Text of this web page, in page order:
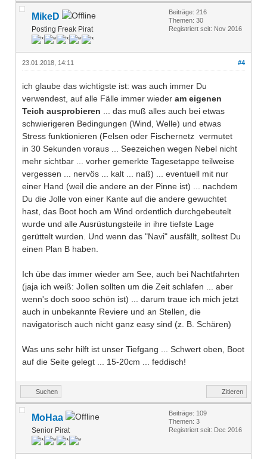
MikeD
Posting Freak Pirat
Beiträge: 216
Themen: 30
Registriert seit: Nov 2016
#4
23.01.2018, 14:11
ich glaube das wichtigste ist: was auch immer Du
verwendest, auf alle Fälle immer wieder am eigenen
Teich ausprobieren ... das muß alles auch bei etwas
schwierigeren Bedingungen (Wind, Welle) und etwas
Stress funktionieren (Felsen oder Fischernetz vermutet
in 30 Sekunden voraus ... Seezeichen wegen Nebel nicht
mehr sichtbar ... vorher gemerkte Tagesetappe teilweise
vergessen ... nervös ... kalt ... naß) ... eventuell mit nur
einer Hand (weil die andere an der Pinne ist) ... nachdem
Du die Jolle von einer Kante auf die andere gewuchtet
hast, das Boot hoch am Wind ordentlich durchgebeutelt
wurde und alle Ausrüstungsteile in ihre tiefste Lage
gerüttelt wurden. Und wenn das "Navi" ausfällt, solltest Du
einen Plan B haben.
Ich übe das immer wieder am See, auch bei Nachtfahrten
(jaja ich weiß: Jollen sollten um die Zeit schlafen ... aber
wenn's doch sooo schön ist) ... darum traue ich mich jetzt
auch in unbekannte Reviere und an Stellen, die
navigatorisch auch nicht ganz easy sind (z. B. Schären)
Was uns sehr hilft ist unser Tiefgang ... Schwert oben, Boot
auf die Seite gelegt ... 15-20cm ... feddisch!
Suchen Zitieren
MoHaa
Senior Pirat
Beiträge: 109
Themen: 3
Registriert seit: Dec 2016